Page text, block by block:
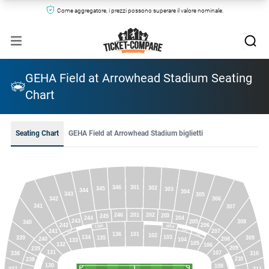
Come aggregatore, i prezzi possono superare il valore nominale.
GEHA Field at Arrowhead Stadium Seating
Chart
Seating Chart GEHA Field at Arrowhead Stadium biglietti
101 102 103 104
105 106
107
108
130
131
132
133
134 135
136
201 202 203 204
205
206
207
208
209
210
238
239
240
241
242
243
244 245 246
301 302 303 304
305
306
307
308
309
310
338
339
340
341
342
343
344 345 346
103A
104A
105A
133A
135A